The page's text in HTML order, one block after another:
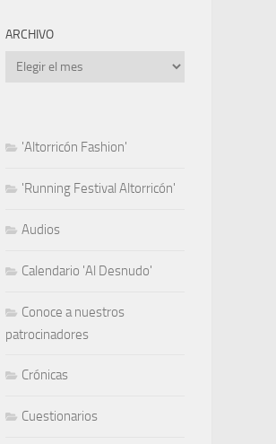
ARCHIVO
Archivo
'Altorricón Fashion'
'Running Festival Altorricón'
Audios
Calendario 'Al Desnudo'
Conoce a nuestros
patrocinadores
Crónicas
Cuestionarios